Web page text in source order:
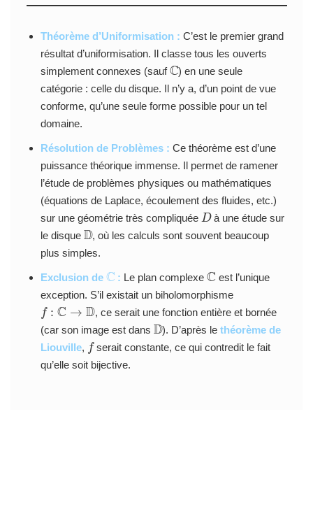
Théorème d’Uniformisation : C’est le premier grand
résultat d’uniformisation. Il classe tous les ouverts
simplement connexes (sauf C) en une seule
catégorie : celle du disque. Il n’y a, d’un point de vue
conforme, qu’une seule forme possible pour un tel
domaine.
Résolution de Problèmes : Ce théorème est d’une
puissance théorique immense. Il permet de ramener
l’étude de problèmes physiques ou mathématiques
(équations de Laplace, écoulement des fluides, etc.)
sur une géométrie très compliquée Dà une étude sur
le disque D, où les calculs sont souvent beaucoup
plus simples.
Exclusion de C : Le plan complexeC est l’unique
exception. S’il existait un biholomorphisme
:C →
, ce serait une fonction entière et bornée
(car son image est dans D). D’après lethéorème de
Liouville,
serait constante, ce qui contredit le fait
qu’elle soit bijective.